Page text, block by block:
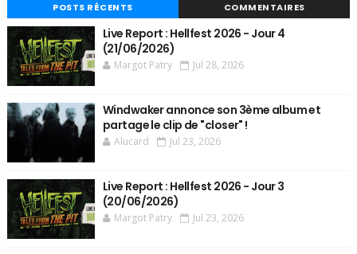
POSTS RÉCENTS COMMENTAIRES
Live Report : Hellfest 2026 - Jour 4
(21/06/2026)
Margot Patry Jul 28, 2026
Windwaker annonce son 3ème album et
partage le clip de "closer" !
Alucard Jul 23, 2026
Live Report : Hellfest 2026 - Jour 3
(20/06/2026)
Margot Patry Jul 23, 2026